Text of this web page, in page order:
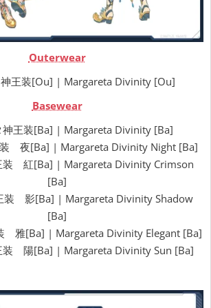
Outerwear
神王装[Ou] | Margareta Divinity [Ou]
Basewear
神王装[Ba] | Margareta Divinity [Ba]
装 夜[Ba] | Margareta Divinity Night [Ba]
装 紅[Ba] | Margareta Divinity Crimson
[Ba]
装 影[Ba] | Margareta Divinity Shadow
[Ba]
雅[Ba] | Margareta Divinity Elegant [Ba]
装 陽[Ba] | Margareta Divinity Sun [Ba]